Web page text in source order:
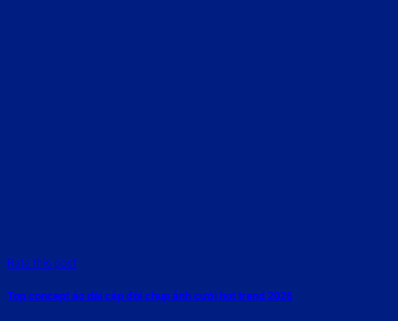
Rate this post
Top concept áo dài cặp đôi chụp ảnh cưới hot trend 2026